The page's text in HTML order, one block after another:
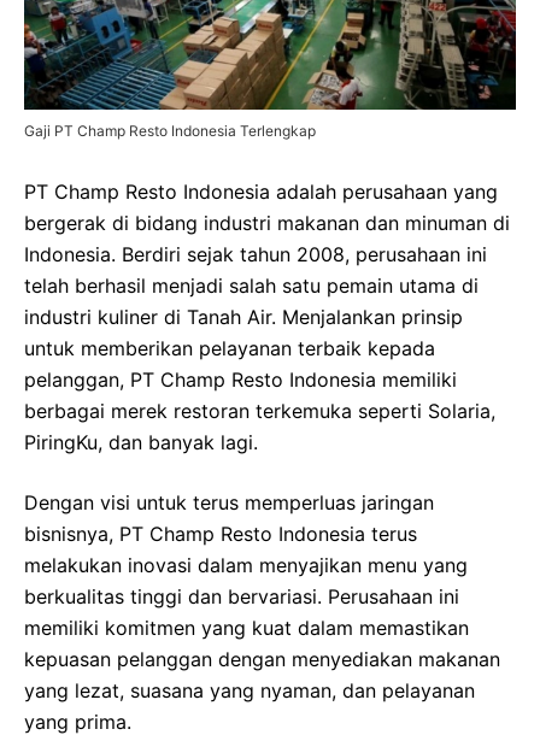
Gaji PT Champ Resto Indonesia Terlengkap
PT Champ Resto Indonesia adalah perusahaan yang
bergerak di bidang industri makanan dan minuman di
Indonesia. Berdiri sejak tahun 2008, perusahaan ini
telah berhasil menjadi salah satu pemain utama di
industri kuliner di Tanah Air. Menjalankan prinsip
untuk memberikan pelayanan terbaik kepada
pelanggan, PT Champ Resto Indonesia memiliki
berbagai merek restoran terkemuka seperti Solaria,
PiringKu, dan banyak lagi.
Dengan visi untuk terus memperluas jaringan
bisnisnya, PT Champ Resto Indonesia terus
melakukan inovasi dalam menyajikan menu yang
berkualitas tinggi dan bervariasi. Perusahaan ini
memiliki komitmen yang kuat dalam memastikan
kepuasan pelanggan dengan menyediakan makanan
yang lezat, suasana yang nyaman, dan pelayanan
yang prima.